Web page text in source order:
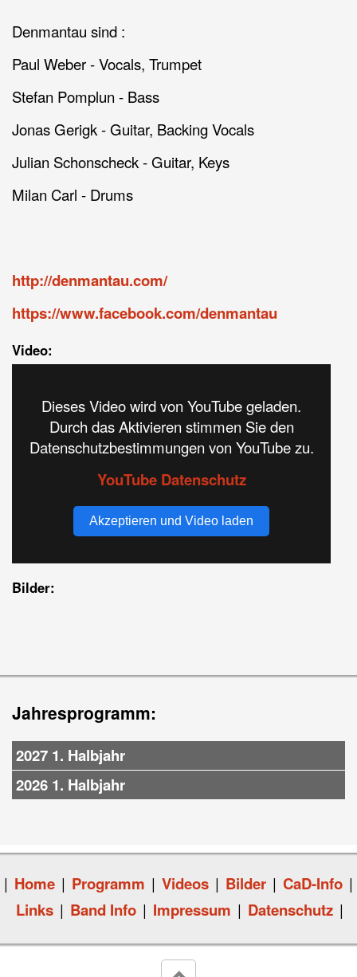
Denmantau sind :
Paul Weber - Vocals, Trumpet
Stefan Pomplun - Bass
Jonas Gerigk - Guitar, Backing Vocals
Julian Schonscheck - Guitar, Keys
Milan Carl - Drums
http://denmantau.com/
https://www.facebook.com/denmantau
Video:
Dieses Video wird von YouTube geladen.
Durch das Aktivieren stimmen Sie den
Datenschutzbestimmungen von YouTube zu.
YouTube Datenschutz
Akzeptieren und Video laden
Bilder:
Jahresprogramm:
2027 1. Halbjahr
2026 1. Halbjahr
| Home | Programm | Videos | Bilder | CaD-Info |
Links | Band Info | Impressum | Datenschutz |